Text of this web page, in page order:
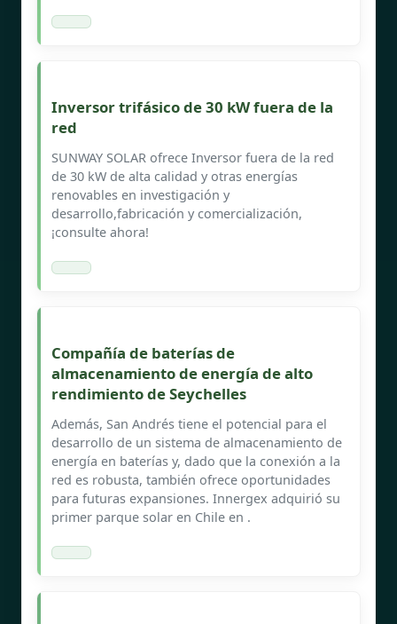
Inversor trifásico de 30 kW fuera de la
red
SUNWAY SOLAR ofrece Inversor fuera de la red
de 30 kW de alta calidad y otras energías
renovables en investigación y
desarrollo,fabricación y comercialización,
¡consulte ahora!
Compañía de baterías de
almacenamiento de energía de alto
rendimiento de Seychelles
Además, San Andrés tiene el potencial para el
desarrollo de un sistema de almacenamiento de
energía en baterías y, dado que la conexión a la
red es robusta, también ofrece oportunidades
para futuras expansiones. Innergex adquirió su
primer parque solar en Chile en .